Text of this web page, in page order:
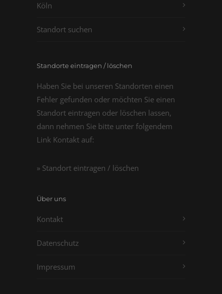
Köln
Standort suchen
Standorte eintragen / löschen
Haben Sie bei unseren Standorten einen
Fehler gefunden oder möchten Sie einen
Standort eintragen oder löschen lassen,
dann nehmen Sie bitte unter folgendem
Link Kontakt auf:
» Standort eintragen / löschen
Über uns
Kontakt
Datenschutz
Impressum